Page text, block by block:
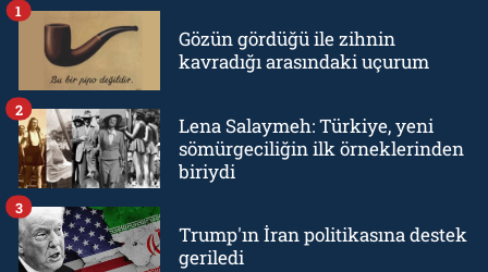
Gözün gördüğü ile zihnin
kavradığı arasındaki uçurum
1
Lena Salaymeh: Türkiye, yeni
sömürgeciliğin ilk örneklerinden
biriydi
2
Trump'ın İran politikasına destek
geriledi
3